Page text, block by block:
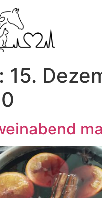
15.